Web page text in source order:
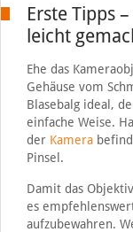
Erste Tipps
leicht
Ehe das
Gehäuse vom
Blasebalg ideal,
einfache Weise.
der Kamera
Pinsel.
Damit das
es
aufzubewahren.